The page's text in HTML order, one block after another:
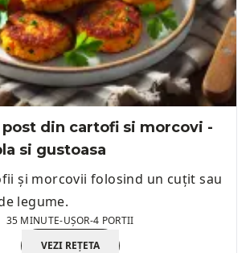
din cartofi si morcovi -
si gustoasa
și morcovii folosind un cuțit sau
legume.
35 MINUTE-UȘOR-4 PORTII
VEZI REȚETA